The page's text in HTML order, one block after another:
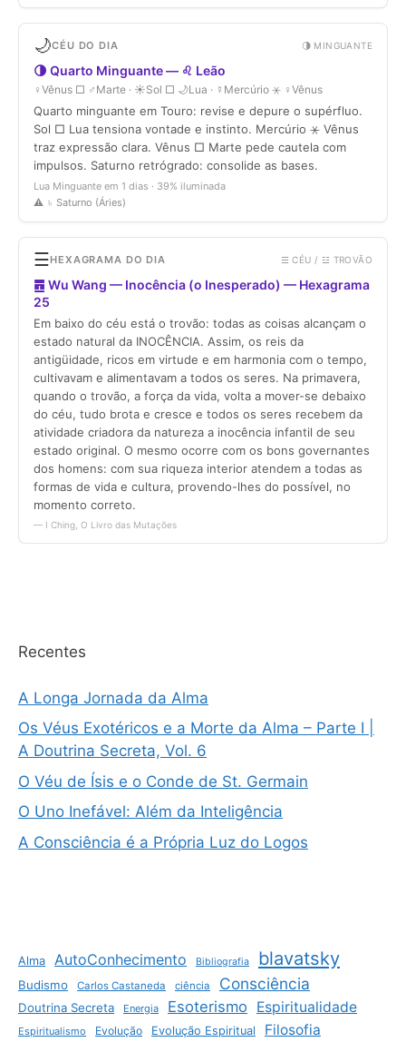
Recentes
A Longa Jornada da Alma
Os Véus Exotéricos e a Morte da Alma – Parte I |
A Doutrina Secreta, Vol. 6
O Véu de Ísis e o Conde de St. Germain
O Uno Inefável: Além da Inteligência
A Consciência é a Própria Luz do Logos
Alma AutoConhecimento Bibliografia blavatsky
Budismo Carlos Castaneda ciência Consciência
Doutrina Secreta Energia Esoterismo Espiritualidade
Espiritualismo Evolução Evolução Espiritual Filosofia